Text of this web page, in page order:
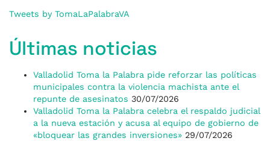
Tweets by TomaLaPalabraVA
Últimas noticias
Valladolid Toma la Palabra pide reforzar las políticas
municipales contra la violencia machista ante el
repunte de asesinatos 30/07/2026
Valladolid Toma la Palabra celebra el respaldo judicial
a la nueva estación y acusa al equipo de gobierno de
«bloquear las grandes inversiones» 29/07/2026